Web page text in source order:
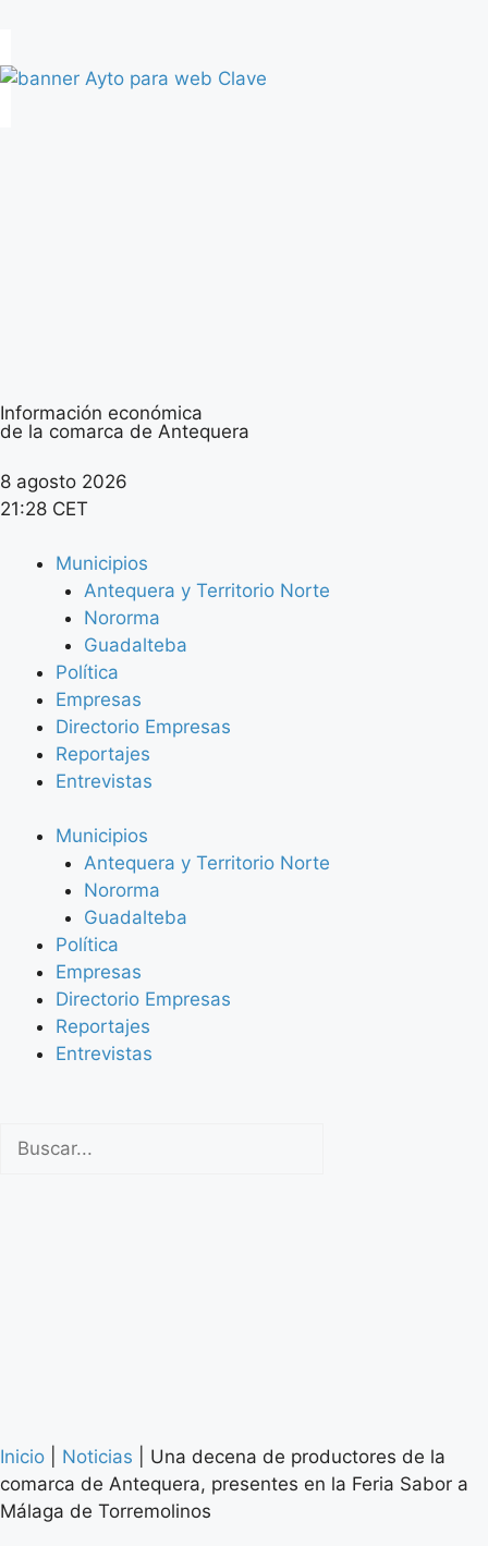
Información económica
de la comarca de Antequera
8 agosto 2026
21:28 CET
Municipios
Antequera y Territorio Norte
Nororma
Guadalteba
Política
Empresas
Directorio Empresas
Reportajes
Entrevistas
Municipios
Antequera y Territorio Norte
Nororma
Guadalteba
Política
Empresas
Directorio Empresas
Reportajes
Entrevistas
Inicio Noticias
Una decena de productores de la
comarca de Antequera, presentes en la Feria Sabor a
Málaga de Torremolinos